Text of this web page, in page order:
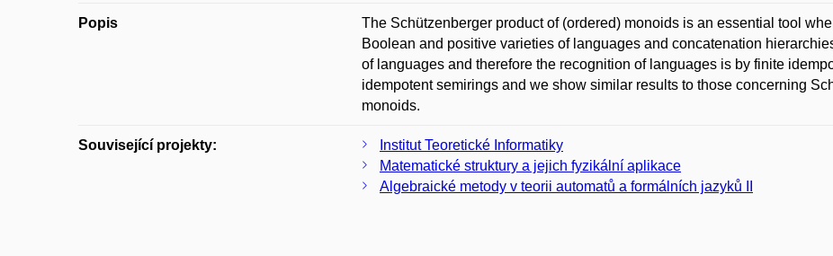
Popis
The Schützenberger product of (ordered) monoids is an essential tool
Boolean and positive varieties of languages and concatenation
of languages and therefore the recognition of languages is by finite
idempotent semirings and we show similar results to those concerning
monoids.
Související projekty:
Institut Teoretické Informatiky
Matematické struktury a jejich fyzikální aplikace
Algebraické metody v teorii automatů a formálních jazyků II